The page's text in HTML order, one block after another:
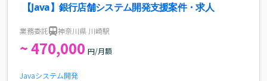
【Java】銀行店舗システム開発支援案件・求人
業務委託 神奈川県 川崎駅
~ 470,000 円/月額
Javaシステム開発